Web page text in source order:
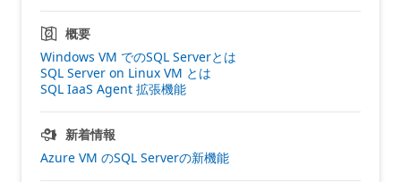
概要
Windows VM でのSQL Serverとは
SQL Server on Linux VM とは
SQL IaaS Agent 拡張機能
新着情報
Azure VM のSQL Serverの新機能